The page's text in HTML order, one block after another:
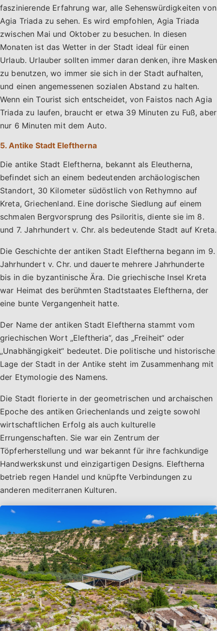
faszinierende Erfahrung war, alle Sehenswürdigkeiten von
Agia Triada zu sehen. Es wird empfohlen, Agia Triada
zwischen Mai und Oktober zu besuchen. In diesen
Monaten ist das Wetter in der Stadt ideal für einen
Urlaub. Urlauber sollten immer daran denken, ihre Masken
zu benutzen, wo immer sie sich in der Stadt aufhalten,
und einen angemessenen sozialen Abstand zu halten.
Wenn ein Tourist sich entscheidet, von Faistos nach Agia
Triada zu laufen, braucht er etwa 39 Minuten zu Fuß, aber
nur 6 Minuten mit dem Auto.
5. Antike Stadt Eleftherna
Die antike Stadt Eleftherna, bekannt als Eleutherna,
befindet sich an einem bedeutenden archäologischen
Standort, 30 Kilometer südöstlich von Rethymno auf
Kreta, Griechenland. Eine dorische Siedlung auf einem
schmalen Bergvorsprung des Psiloritis, diente sie im 8.
und 7. Jahrhundert v. Chr. als bedeutende Stadt auf Kreta.
Die Geschichte der antiken Stadt Eleftherna begann im 9.
Jahrhundert v. Chr. und dauerte mehrere Jahrhunderte
bis in die byzantinische Ära. Die griechische Insel Kreta
war Heimat des berühmten Stadtstaates Eleftherna, der
eine bunte Vergangenheit hatte.
Der Name der antiken Stadt Eleftherna stammt vom
griechischen Wort „Eleftheria“, das „Freiheit“ oder
„Unabhängigkeit“ bedeutet. Die politische und historische
Lage der Stadt in der Antike steht im Zusammenhang mit
der Etymologie des Namens.
Die Stadt florierte in der geometrischen und archaischen
Epoche des antiken Griechenlands und zeigte sowohl
wirtschaftlichen Erfolg als auch kulturelle
Errungenschaften. Sie war ein Zentrum der
Töpferherstellung und war bekannt für ihre fachkundige
Handwerkskunst und einzigartigen Designs. Eleftherna
betrieb regen Handel und knüpfte Verbindungen zu
anderen mediterranen Kulturen.